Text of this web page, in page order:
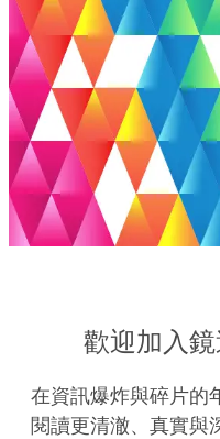
歡迎加入
在資訊爆炸與碎片的
閱讀更清澈、真實與